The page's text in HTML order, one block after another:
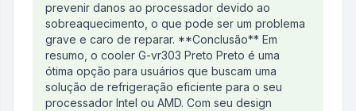
prevenir danos ao processador devido ao
sobreaquecimento, o que pode ser um problema
grave e caro de reparar. **Conclusão** Em
resumo, o cooler G-vr303 Preto Preto é uma
ótima opção para usuários que buscam uma
solução de refrigeração eficiente para o seu
processador Intel ou AMD. Com seu design